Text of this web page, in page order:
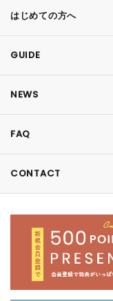
はじめての方へ
GUIDE
NEWS
FAQ
CONTACT